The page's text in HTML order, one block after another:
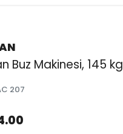
Buz Makinesi, 145 kg
207